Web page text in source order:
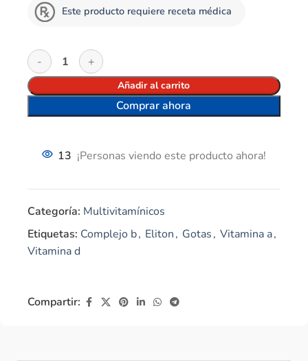
Este producto requiere receta médica
Añadir al carrito
Comprar ahora
13 ¡Personas viendo este producto ahora!
Categoría: Multivitamínicos
Etiquetas: Complejo b, Eliton, Gotas, Vitamina a,
Vitamina d
Compartir: